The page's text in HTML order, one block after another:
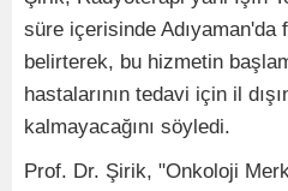
süre içerisinde Adıyaman'da
belirterek, bu hizmetin
hastalarının tedavi için il
kalmayacağını söyledi.
Prof. Dr. Şirik, "Onkoloji